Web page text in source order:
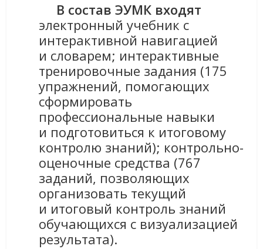
В состав ЭУМК входят
электронный учебник с
интерактивной навигацией
и словарем; интерактивные
тренировочные задания (175
упражнений, помогающих
сформировать
профессиональные навыки
и подготовиться к итоговому
контролю знаний); контрольно-
оценочные средства (767
заданий, позволяющих
организовать текущий
и итоговый контроль знаний
обучающихся с визуализацией
результата).